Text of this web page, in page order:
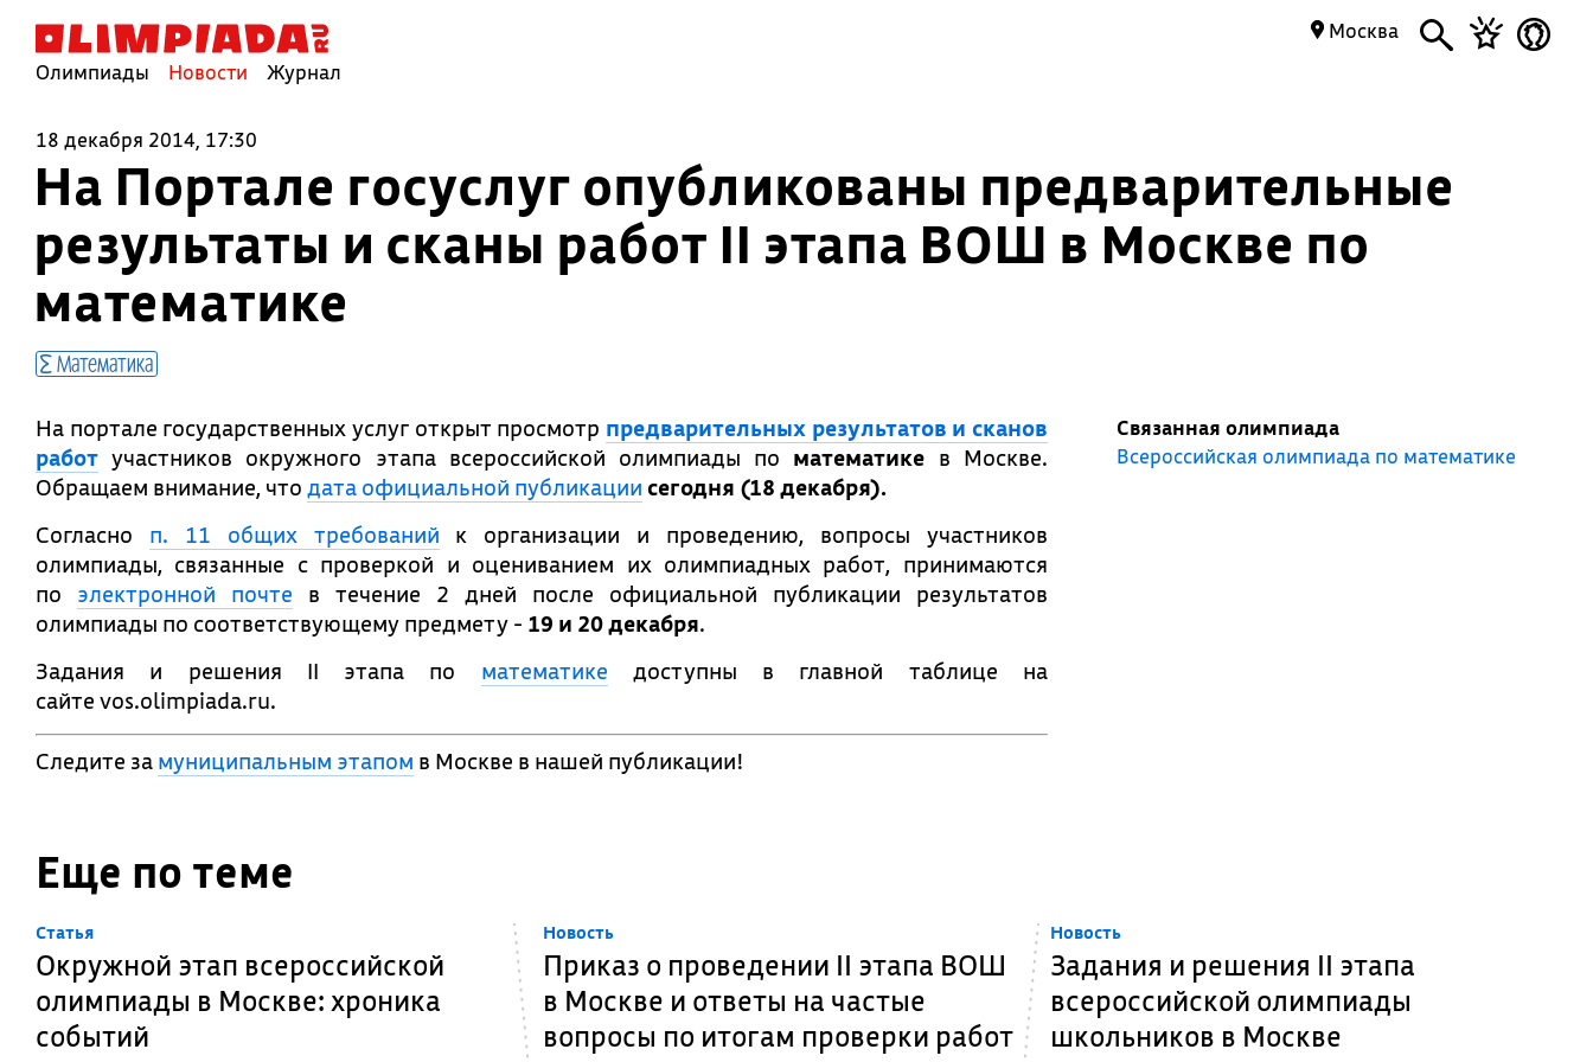
Олимпиады Новости Журнал
Москва
18 декабря 2014, 17:30
На Портале госуслуг опубликованы предварительные
результаты и сканы работ II этапа ВОШ в Москве по
математике
Математика
На портале государственных услуг открыт просмотр предварительных результатов и сканов
работ участников окружного этапа всероссийской олимпиады по математике в Москве.
Обращаем внимание, что дата официальной публикации сегодня (18 декабря).
Согласно п. 11 общих требований к организации и проведению, вопросы участников
олимпиады, связанные с проверкой и оцениванием их олимпиадных работ, принимаются
по электронной почте в течение 2 дней после официальной публикации результатов
олимпиады по соответствующему предмету - 19 и 20 декабря.
Задания и решения II этапа по математике доступны в главной таблице на
сайте vos.olimpiada.ru.
Следите за муниципальным этапом в Москве в нашей публикации!
Связанная олимпиада
Всероссийская олимпиада по математике
Еще по теме
Cтатья
Окружной этап всероссийской
олимпиады в Москве: хроника
событий
Новость
Приказ о проведении II этапа ВОШ
в Москве и ответы на частые
вопросы по итогам проверки работ
Новость
Задания и решения II этапа
всероссийской олимпиады
школьников в Москве